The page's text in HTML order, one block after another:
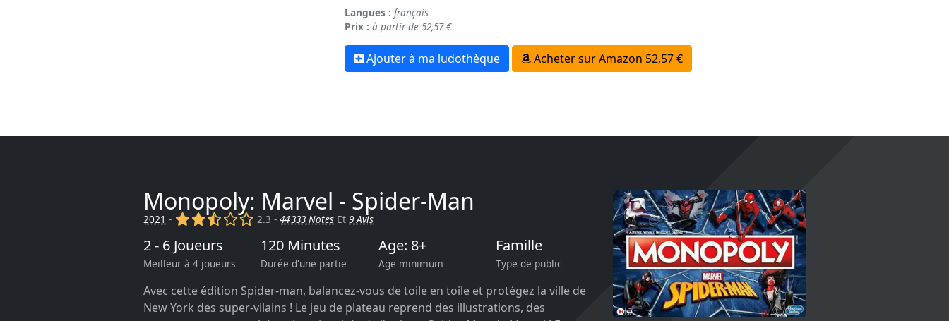
Langues : français
Prix : à partir de 52,57 €
Ajouter à ma ludothèque Acheter sur Amazon 52,57 €
Monopoly: Marvel - Spider-Man
2021 - (x) (x) (,) () ()2.3 -44 333 Notes Et9 Avis
2 - 6 Joueurs
Meilleur à 4 joueurs
120 Minutes
Durée d'une partie
Age: 8+
Age minimum
Famille
Type de public
Avec cette édition Spider-man, balancez-vous de toile en toile et protégez la ville de
New York des super-vilains ! Le jeu de plateau reprend des illustrations, des